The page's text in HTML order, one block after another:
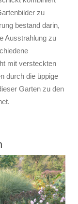
zu
bestand darin,
Ausstrahlung zu
mit versteckten
durch die üppige
Garten zu den